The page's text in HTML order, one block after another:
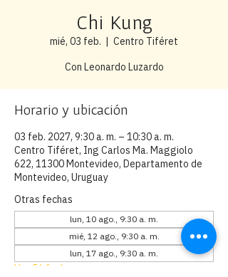
Chi Kung
mié, 03 feb.
  |
Centro Tiféret
Con Leonardo Luzardo
Horario y ubicación
03 feb. 2027, 9:30 a. m. – 10:30 a. m.
Centro Tiféret, Ing Carlos Ma. Maggiolo
622, 11300 Montevideo, Departamento de
Montevideo, Uruguay
Otras fechas
lun, 10 ago., 9:30 a. m.
mié, 12 ago., 9:30 a. m.
lun, 17 ago., 9:30 a. m.
Ver 56 fechas